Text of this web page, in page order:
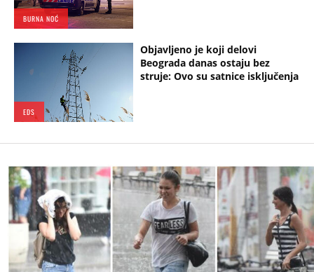
BURNA NOĆ
EDS
Objavljeno je koji delovi
Beograda danas ostaju bez
struje: Ovo su satnice isključenja